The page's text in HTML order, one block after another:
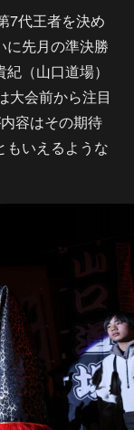
7代王者を決め
に先月の準決勝
（山口道場）
大会前から注目
容はその期待
もいえるような